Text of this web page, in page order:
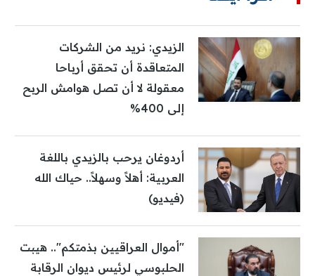
الزيدي: نريد من الشركات
المتعاقدة أن تحقق أرباحا
معقولة لا أن تصل هوامش الربح
إلى 400%
أردوغان يرحب بالزيدي باللغة
العربية: أهلاً وسهلاً.. حياك الله
(فيديو)
"أموال العراقيين بذمتكم".. هيبت
الحلبوسي لرئيس ديوان الرقابة